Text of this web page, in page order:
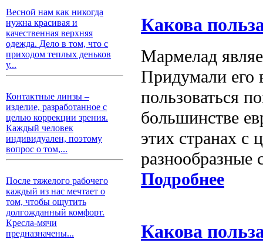
Весной нам как никогда
нужна красивая и
качественная верхняя
одежда. Дело в том, что с
приходом теплых деньков
у...
Контактные линзы –
изделие, разработанное с
целью коррекции зрения.
Каждый человек
индивидуален, поэтому
вопрос о том,...
После тяжелого рабочего
каждый из нас мечтает о
том, чтобы ощутить
долгожданный комфорт.
Кресла-мячи
предназначены...
Какова
Мармелад
Придумали его
пользоваться
большинстве
этих странах с
разнообразные
Подробнее
Какова